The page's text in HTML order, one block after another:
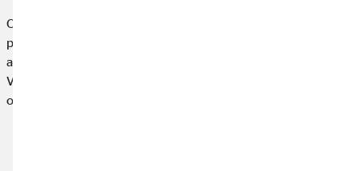
OVB España, compañía líder en planificación financiera para
particulares, ha sido reconocida por AXA, la mayor
aseguradora de Europa, con el premio a la Mejor Gestión de
Vida 2025 en el marco de un encuentro profesional
organizado por la aseguradora.